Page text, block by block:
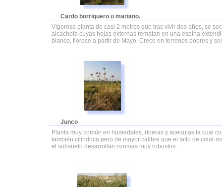
Cardo borriquero o mariano.
Vigorosa planta de casi 2 metros que tras vivir dos años, se
alcachofa cuyas hojas externas rematan en una espina
blanco, florece a partir de Mayo. Crece en terrenos pobres y
Junco
Planta muy común en humedales, riberas y acequias la cual
también cilíndrica pero de mayor calibre que el tallo de color
el subsuelo desarrollan rizomas muy robustos.